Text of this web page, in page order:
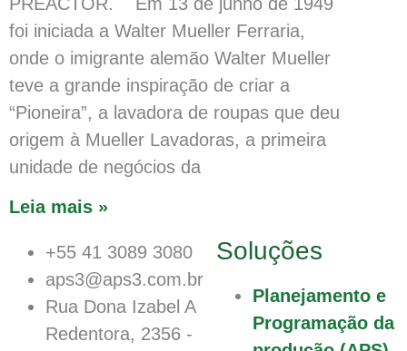
foi iniciada a Walter Mueller Ferraria,
onde o imigrante alemão Walter Mueller
teve a grande inspiração de criar a
“Pioneira”, a lavadora de roupas que deu
origem à Mueller Lavadoras, a primeira
unidade de negócios da
Leia mais »
+55 41 3089 3080
aps3@aps3.com.br
Rua Dona Izabel A
Redentora, 2356 -
Soluções
Planejamento e
Programação da